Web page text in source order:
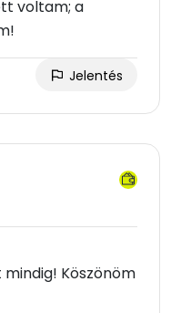
voltam; a
Jelentés
Köszönöm